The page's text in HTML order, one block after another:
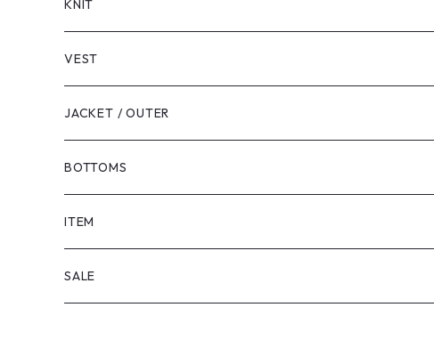
LONG SLEEVE
KNIT
VEST
JACKET / OUTER
BOTTOMS
SHORTS
PANTS
ITEM
SALE